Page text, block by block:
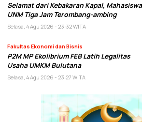
Selamat dari Kebakaran Kapal, Mahasiswa
UNM Tiga Jam Terombang-ambing
Selasa, 4 Agu 2026 - 23:32 WITA
Fakultas Ekonomi dan Bisnis
P2M MP Ekolibrium FEB Latih Legalitas
Usaha UMKM Bulutana
Selasa, 4 Agu 2026 - 23:27 WITA